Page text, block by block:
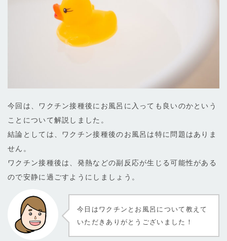
今回は、ワクチン接種後にお風呂に入っても良いのかという
ことについて解説しました。
結論としては、ワクチン接種後のお風呂は特に問題はありま
せん。
ワクチン接種後は、発熱などの副反応が生じる可能性がある
ので安静に過ごすようにしましょう。
今日はワクチンとお風呂について教えて
いただきありがとうございました！